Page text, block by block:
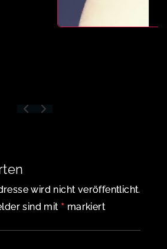
wird nicht veröffentlicht.
sind mit * markiert